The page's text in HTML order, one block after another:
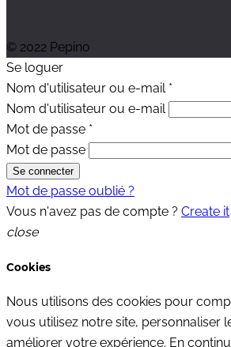
© 2022 Pepino
Se loguer
Nom d'utilisateur ou e-mail *
Nom d'utilisateur ou e-mail
Mot de passe *
Mot de passe
Se connecter
Mot de passe oublié ?
Vous n'avez pas de compte ? Create it
close
Cookies
Nous utilisons des cookies pour
vous utilisez notre site, personnaliser
améliorer votre expérience. En